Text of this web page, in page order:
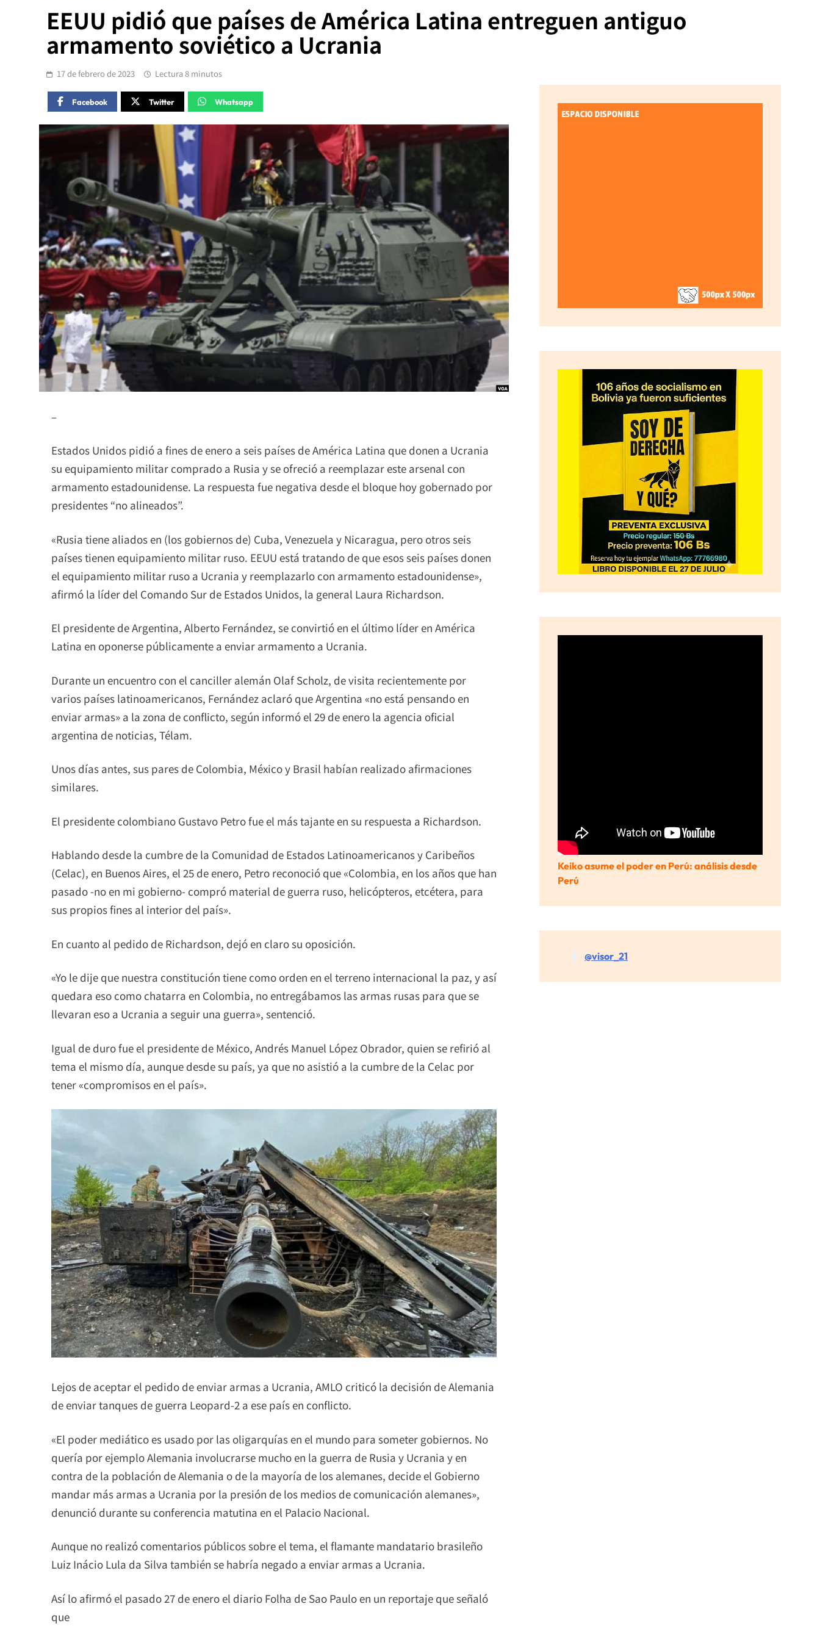
EEUU pidió que países de América Latina entreguen antiguo
armamento soviético a Ucrania
17 de febrero de 2023 Lectura 8 minutos
Facebook Twitter Whatsapp
–
Estados Unidos pidió a fines de enero a seis países de América Latina que donen a Ucrania
su equipamiento militar comprado a Rusia y se ofreció a reemplazar este arsenal con
armamento estadounidense. La respuesta fue negativa desde el bloque hoy gobernado por
presidentes “no alineados”.
«Rusia tiene aliados en (los gobiernos de) Cuba, Venezuela y Nicaragua, pero otros seis
países tienen equipamiento militar ruso. EEUU está tratando de que esos seis países donen
el equipamiento militar ruso a Ucrania y reemplazarlo con armamento estadounidense»,
afirmó la líder del Comando Sur de Estados Unidos, la general Laura Richardson.
El presidente de Argentina, Alberto Fernández, se convirtió en el último líder en América
Latina en oponerse públicamente a enviar armamento a Ucrania.
Durante un encuentro con el canciller alemán Olaf Scholz, de visita recientemente por
varios países latinoamericanos, Fernández aclaró que Argentina «no está pensando en
enviar armas» a la zona de conflicto, según informó el 29 de enero la agencia oficial
argentina de noticias, Télam.
Unos días antes, sus pares de Colombia, México y Brasil habían realizado afirmaciones
similares.
El presidente colombiano Gustavo Petro fue el más tajante en su respuesta a Richardson.
Hablando desde la cumbre de la Comunidad de Estados Latinoamericanos y Caribeños
(Celac), en Buenos Aires, el 25 de enero, Petro reconoció que «Colombia, en los años que han
pasado -no en mi gobierno- compró material de guerra ruso, helicópteros, etcétera, para
sus propios fines al interior del país».
En cuanto al pedido de Richardson, dejó en claro su oposición.
«Yo le dije que nuestra constitución tiene como orden en el terreno internacional la paz, y así
quedara eso como chatarra en Colombia, no entregábamos las armas rusas para que se
llevaran eso a Ucrania a seguir una guerra», sentenció.
Igual de duro fue el presidente de México, Andrés Manuel López Obrador, quien se refirió al
tema el mismo día, aunque desde su país, ya que no asistió a la cumbre de la Celac por
tener «compromisos en el país».
Lejos de aceptar el pedido de enviar armas a Ucrania, AMLO criticó la decisión de Alemania
de enviar tanques de guerra Leopard-2 a ese país en conflicto.
«El poder mediático es usado por las oligarquías en el mundo para someter gobiernos. No
quería por ejemplo Alemania involucrarse mucho en la guerra de Rusia y Ucrania y en
contra de la población de Alemania o de la mayoría de los alemanes, decide el Gobierno
mandar más armas a Ucrania por la presión de los medios de comunicación alemanes»,
denunció durante su conferencia matutina en el Palacio Nacional.
Aunque no realizó comentarios públicos sobre el tema, el flamante mandatario brasileño
Luiz Inácio Lula da Silva también se habría negado a enviar armas a Ucrania.
Así lo afirmó el pasado 27 de enero el diario Folha de Sao Paulo en un reportaje que señaló
que
Keiko asume el poder en Perú: análisis desde
Perú
@visor_21